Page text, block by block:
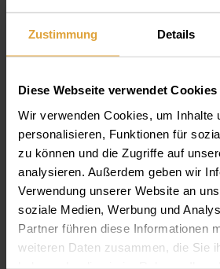
Zustimmung Details
Diese Webseite verwendet Cookies
Wir verwenden Cookies, um Inhalte
personalisieren, Funktionen für
zu können und die Zugriffe auf
analysieren. Außerdem geben wir
Verwendung unserer Website an
soziale Medien, Werbung und
Partner führen diese Informationen
weiteren Daten zusammen, die Sie
haben oder die sie im Rahmen Ihrer
München
Voll Prothese
kann ich nach
fahren
Microskop
Team
micro